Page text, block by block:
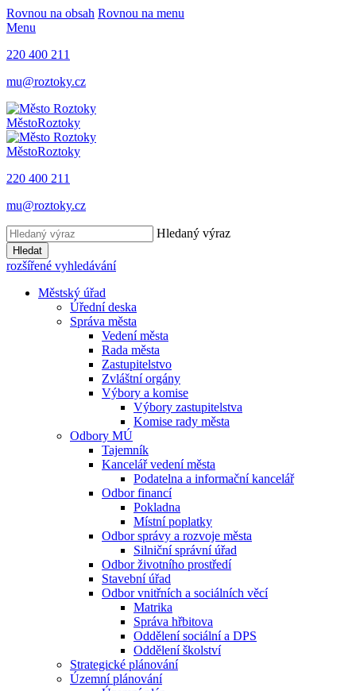
Rovnou na obsah Rovnou na menu
Menu
220 400 211
mu@roztoky.cz
MěstoRoztoky
MěstoRoztoky
220 400 211
mu@roztoky.cz
Hledaný výraz
Hledat
rozšířené vyhledávání
Městský úřad
Úřední deska
Správa města
Vedení města
Rada města
Zastupitelstvo
Zvláštní orgány
Výbory a komise
Výbory zastupitelstva
Komise rady města
Odbory MÚ
Tajemník
Kancelář vedení města
Podatelna a informační kancelář
Odbor financí
Pokladna
Místní poplatky
Odbor správy a rozvoje města
Silniční správní úřad
Odbor životního prostředí
Stavební úřad
Odbor vnitřních a sociálních věcí
Matrika
Správa hřbitova
Oddělení sociální a DPS
Oddělení školství
Strategické plánování
Územní plánování